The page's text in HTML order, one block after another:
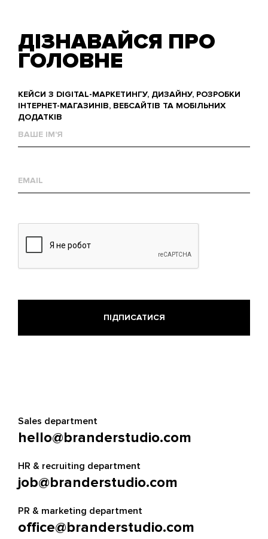
ДІЗНАВАЙСЯ ПРО
ГОЛОВНЕ
КЕЙСИ З DIGITAL-МАРКЕТИНГУ, ДИЗАЙНУ, РОЗРОБКИ
ІНТЕРНЕТ-МАГАЗИНІВ, ВЕБСАЙТІВ ТА МОБІЛЬНИХ
ДОДАТКІВ
им'я
mail
Sales department
hello@branderstudio.com
HR & recruiting department
job@branderstudio.com
PR & marketing department
office@branderstudio.com